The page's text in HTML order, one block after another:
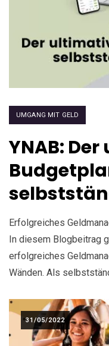
UMGANG MIT GELD
YNAB:
Erfolgreiches
In diesem Blogbeitrag
erfolgreiches
Wänden. Als
31/05/2022